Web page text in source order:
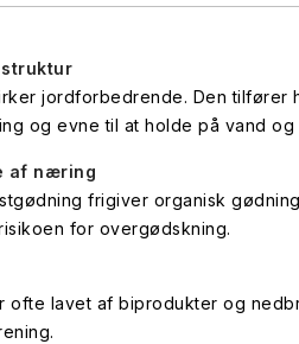
jordforbedrende. Den tilfører
og evne til at holde på vand
af næring
frigiver organisk
for overgødskning.
ofte lavet af biprodukter og